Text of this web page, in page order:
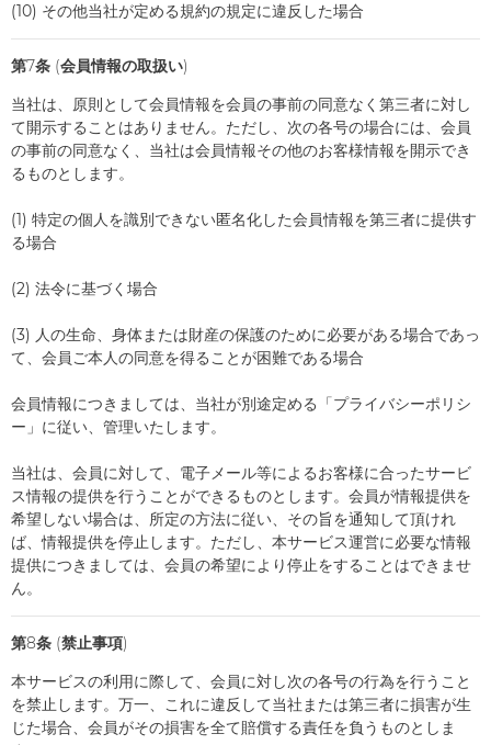
(10) その他当社が定める規約の規定に違反した場合
第7条 (会員情報の取扱い)
当社は、原則として会員情報を会員の事前の同意なく第三者に対し
て開示することはありません。ただし、次の各号の場合には、会員
の事前の同意なく、当社は会員情報その他のお客様情報を開示でき
るものとします。
(1) 特定の個人を識別できない匿名化した会員情報を第三者に提供す
る場合
(2) 法令に基づく場合
(3) 人の生命、身体または財産の保護のために必要がある場合であっ
て、会員ご本人の同意を得ることが困難である場合
会員情報につきましては、当社が別途定める「プライバシーポリシ
ー」に従い、管理いたします。
当社は、会員に対して、電子メール等によるお客様に合ったサービ
ス情報の提供を行うことができるものとします。会員が情報提供を
希望しない場合は、所定の方法に従い、その旨を通知して頂けれ
ば、情報提供を停止します。ただし、本サービス運営に必要な情報
提供につきましては、会員の希望により停止をすることはできませ
ん。
第8条 (禁止事項)
本サービスの利用に際して、会員に対し次の各号の行為を行うこと
を禁止します。万一、これに違反して当社または第三者に損害が生
じた場合、会員がその損害を全て賠償する責任を負うものとしま